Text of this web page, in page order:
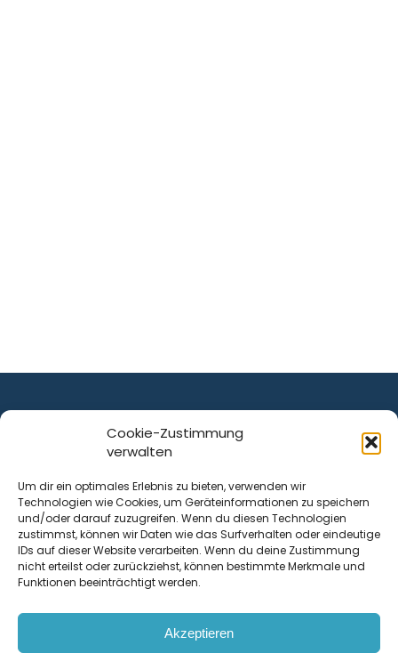
Cookie-Zustimmung
verwalten
Um dir ein optimales Erlebnis zu bieten, verwenden wir
Technologien wie Cookies, um Geräteinformationen zu speichern
und/oder darauf zuzugreifen. Wenn du diesen Technologien
zustimmst, können wir Daten wie das Surfverhalten oder eindeutige
IDs auf dieser Website verarbeiten. Wenn du deine Zustimmung
nicht erteilst oder zurückziehst, können bestimmte Merkmale und
Funktionen beeinträchtigt werden.
Akzeptieren
ist ein Service von
Krenn Real GmbH
Tischlerstraße 12
4050Traun| Österreich
Kontakt